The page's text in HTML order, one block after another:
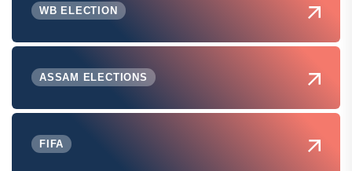
WB ELECTION
ASSAM ELECTIONS
FIFA